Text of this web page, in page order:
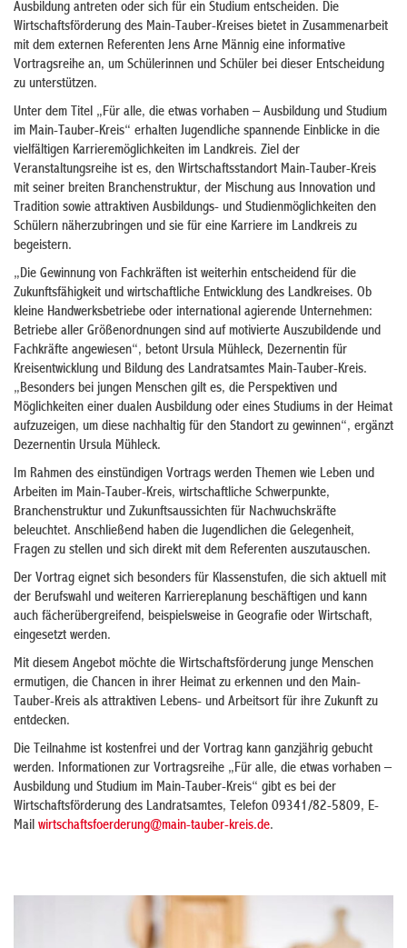
Ausbildung antreten oder sich für ein Studium entscheiden. Die
Wirtschaftsförderung des Main-Tauber-Kreises bietet in Zusammenarbeit
mit dem externen Referenten Jens Arne Männig eine informative
Vortragsreihe an, um Schülerinnen und Schüler bei dieser Entscheidung
zu unterstützen.
Unter dem Titel „Für alle, die etwas vorhaben – Ausbildung und Studium
im Main-Tauber-Kreis“ erhalten Jugendliche spannende Einblicke in die
vielfältigen Karrieremöglichkeiten im Landkreis. Ziel der
Veranstaltungsreihe ist es, den Wirtschaftsstandort Main-Tauber-Kreis
mit seiner breiten Branchenstruktur, der Mischung aus Innovation und
Tradition sowie attraktiven Ausbildungs- und Studienmöglichkeiten den
Schülern näherzubringen und sie für eine Karriere im Landkreis zu
begeistern.
„Die Gewinnung von Fachkräften ist weiterhin entscheidend für die
Zukunftsfähigkeit und wirtschaftliche Entwicklung des Landkreises. Ob
kleine Handwerksbetriebe oder international agierende Unternehmen:
Betriebe aller Größenordnungen sind auf motivierte Auszubildende und
Fachkräfte angewiesen“, betont Ursula Mühleck, Dezernentin für
Kreisentwicklung und Bildung des Landratsamtes Main-Tauber-Kreis.
„Besonders bei jungen Menschen gilt es, die Perspektiven und
Möglichkeiten einer dualen Ausbildung oder eines Studiums in der Heimat
aufzuzeigen, um diese nachhaltig für den Standort zu gewinnen“, ergänzt
Dezernentin Ursula Mühleck.
Im Rahmen des einstündigen Vortrags werden Themen wie Leben und
Arbeiten im Main-Tauber-Kreis, wirtschaftliche Schwerpunkte,
Branchenstruktur und Zukunftsaussichten für Nachwuchskräfte
beleuchtet. Anschließend haben die Jugendlichen die Gelegenheit,
Fragen zu stellen und sich direkt mit dem Referenten auszutauschen.
Der Vortrag eignet sich besonders für Klassenstufen, die sich aktuell mit
der Berufswahl und weiteren Karriereplanung beschäftigen und kann
auch fächerübergreifend, beispielsweise in Geografie oder Wirtschaft,
eingesetzt werden.
Mit diesem Angebot möchte die Wirtschaftsförderung junge Menschen
ermutigen, die Chancen in ihrer Heimat zu erkennen und den Main-
Tauber-Kreis als attraktiven Lebens- und Arbeitsort für ihre Zukunft zu
entdecken.
Die Teilnahme ist kostenfrei und der Vortrag kann ganzjährig gebucht
werden. Informationen zur Vortragsreihe „Für alle, die etwas vorhaben –
Ausbildung und Studium im Main-Tauber-Kreis“ gibt es bei der
Wirtschaftsförderung des Landratsamtes, Telefon 09341/82-5809, E-
Mail wirtschaftsfoerderung@main-tauber-kreis.de.